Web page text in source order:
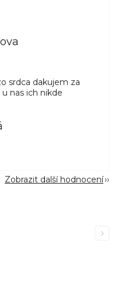
srdca dakujem za
nas ich nikde
Zobrazit další hodnocení
Next